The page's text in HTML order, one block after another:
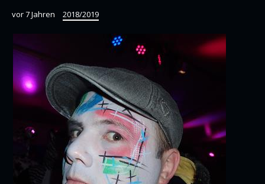
vor 7 Jahren 2018/2019